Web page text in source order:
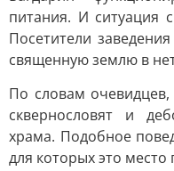
питания. И ситуация
Посетители
священную землю в
По словам
сквернословят и
храма. Подобное
для которых это